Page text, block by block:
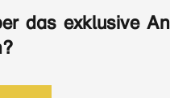
das exklusive